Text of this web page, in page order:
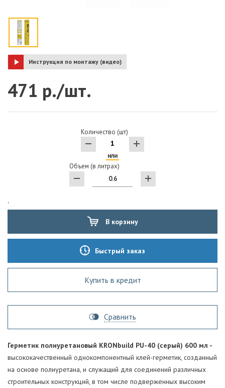
Инструкция по монтажу (видео)
471 р./шт.
Количество (шт)
или
Объем (в литрах)
'
В корзину
Быстрый заказ
Купить в кредит
Сравнить
Герметик полиуретановый KRONbuild PU-40 (серый) 600 мл -
высококачественный однокомпонентный клей-герметик, созданный
на основе полиуретана, и служащий для соединений различных
строительных конструкций, в том числе подверженных высоким